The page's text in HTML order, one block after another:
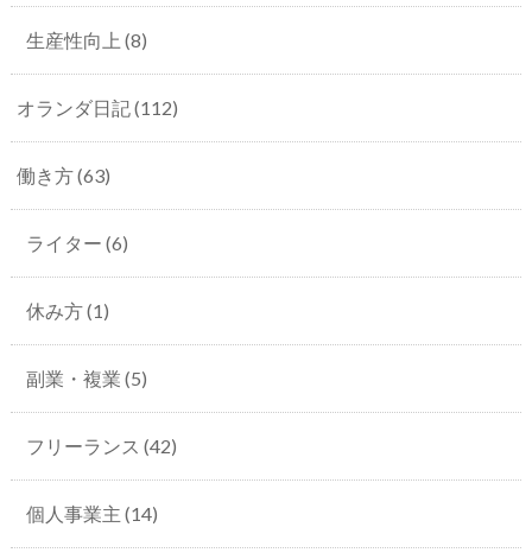
生産性向上 (8)
オランダ日記(112)
働き方(63)
ライター (6)
休み方(1)
副業・複業 (5)
フリーランス (42)
個人事業主 (14)